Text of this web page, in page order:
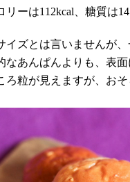
ーは112kcal、糖質は
イズとは言いませんが
なあんぱんよりも、表
ろ粒が見えますが、お